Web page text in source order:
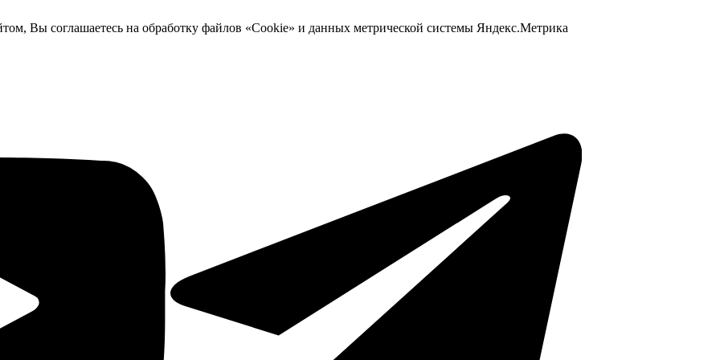
Вы соглашаетесь на обработку файлов «Cookie» и данных метрической системы Яндекс.Метрика